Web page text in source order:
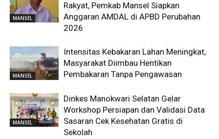
MANSEL
Rakyat, Pemkab Mansel Siapkan
Anggaran AMDAL di APBD Perubahan
2026
MANSEL
Intensitas Kebakaran Lahan Meningkat,
Masyarakat Diimbau Hentikan
Pembakaran Tanpa Pengawasan
MANSEL
Dinkes Manokwari Selatan Gelar
Workshop Persiapan dan Validasi Data
Sasaran Cek Kesehatan Gratis di
Sekolah